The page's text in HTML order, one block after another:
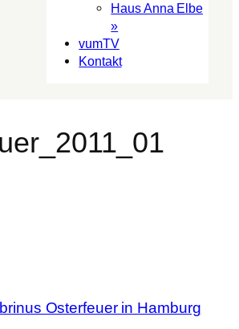
Haus Anna Elbe
»
vumTV
Kon­takt
Osterfeuer in Hamburg